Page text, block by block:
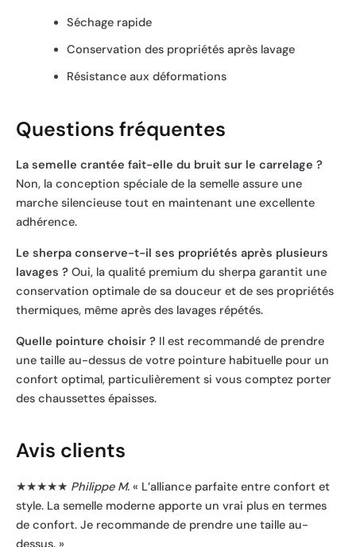
Séchage rapide
Conservation des propriétés après lavage
Résistance aux déformations
Questions fréquentes
La semelle crantée fait-elle du bruit sur le carrelage ?
Non, la conception spéciale de la semelle assure une
marche silencieuse tout en maintenant une excellente
adhérence.
Le sherpa conserve-t-il ses propriétés après plusieurs
lavages ? Oui, la qualité premium du sherpa garantit une
conservation optimale de sa douceur et de ses propriétés
thermiques, même après des lavages répétés.
Quelle pointure choisir ? Il est recommandé de prendre
une taille au-dessus de votre pointure habituelle pour un
confort optimal, particulièrement si vous comptez porter
des chaussettes épaisses.
Avis clients
★★★★★ Philippe M. « L’alliance parfaite entre confort et
style. La semelle moderne apporte un vrai plus en termes
de confort. Je recommande de prendre une taille au-
dessus. »